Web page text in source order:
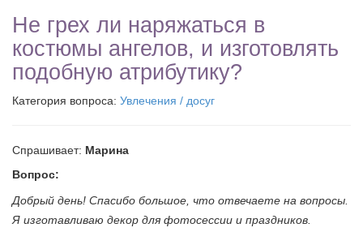
Не грех ли наряжаться в
костюмы ангелов, и изготовлять
подобную атрибутику?
Категория вопроса: Увлечения / досуг
Спрашивает: Марина
Вопрос:
Добрый день! Спасибо большое, что отвечаете на вопросы.
Я изготавливаю декор для фотосессии и праздников.